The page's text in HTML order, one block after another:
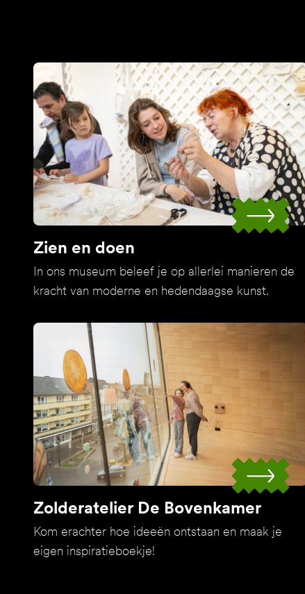
Zien en doen
In ons museum beleef je op allerlei manieren de
kracht van moderne en hedendaagse kunst.
Zolderatelier De Bovenkamer
Kom erachter hoe ideeën ontstaan en maak je
eigen inspiratieboekje!